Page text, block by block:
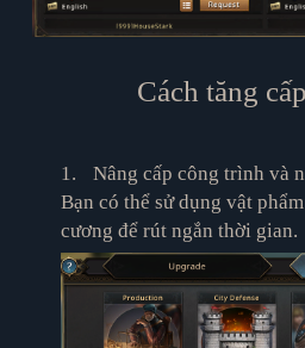
Cách tăng
1.
Nâng cấp công trình và
Bạn có thể sử dụng vật
cương để rút ngắn thời gian.